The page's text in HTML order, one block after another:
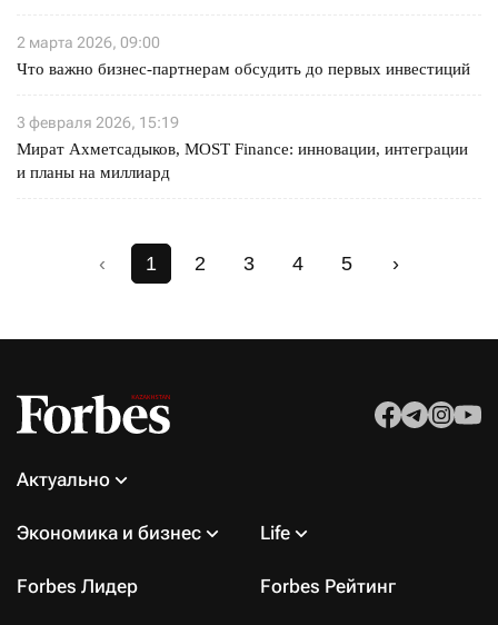
2 марта 2026, 09:00
Что важно бизнес-партнерам обсудить до первых инвестиций
3 февраля 2026, 15:19
Мират Ахметсадыков, MOST Finance: инновации, интеграции
и планы на миллиард
‹ 1 2 3 4 5 ›
Актуально
Экономика и бизнес Life
Forbes Лидер Forbes Рейтинг